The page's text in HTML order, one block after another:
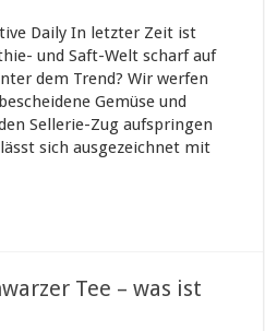
Daily In letzter Zeit ist
und Saft-Welt scharf auf
dem Trend? Wir werfen
Gemüse und
Sellerie-Zug aufspringen
sich ausgezeichnet mit
Tee – was ist